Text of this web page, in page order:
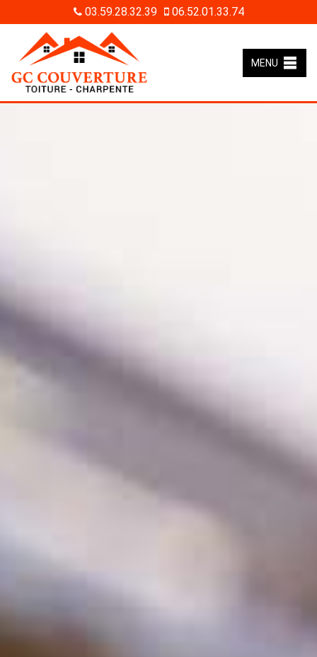
03.59.28.32.39 06.52.01.33.74
MENU